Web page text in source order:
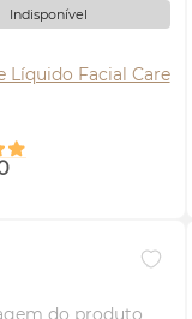
Indisponível
Líquido Facial Care
AVISE-ME